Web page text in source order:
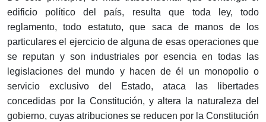
edificio político del país, resulta que toda ley, todo
reglamento, todo estatuto, que saca de manos de los
particulares el ejercicio de alguna de esas operaciones que
se reputan y son industriales por esencia en todas las
legislaciones del mundo y hacen de él un monopolio o
servicio exclusivo del Estado, ataca las libertades
concedidas por la Constitución, y altera la naturaleza del
gobierno, cuyas atribuciones se reducen por la Constitución